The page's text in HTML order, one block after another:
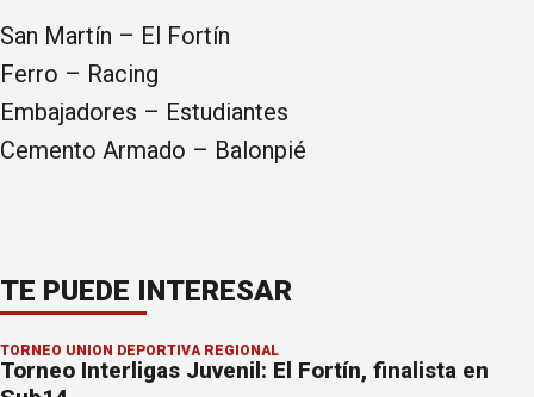
San Martín – El Fortín
Ferro – Racing
Embajadores – Estudiantes
Cemento Armado – Balonpié
TE PUEDE INTERESAR
TORNEO UNIÓN DEPORTIVA REGIONAL
Torneo Interligas Juvenil: El Fortín, finalista en